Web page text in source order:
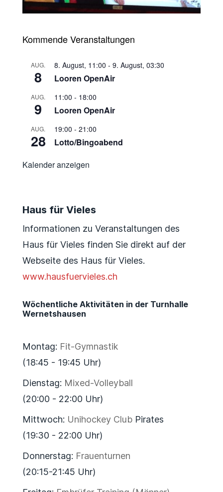
Kommende Veranstaltungen
AUG.
8
8. August, 11:00 - 9. August, 03:30
Looren OpenAir
AUG.
9
11:00 - 18:00
Looren OpenAir
AUG.
28
19:00 - 21:00
Lotto/Bingoabend
Kalender anzeigen
Haus für Vieles
Informationen zu Veranstaltungen des
Haus für Vieles finden Sie direkt auf der
Webseite des Haus für Vieles.
www.hausfuervieles.ch
Wöchentliche Aktivitäten in der Turnhalle
Wernetshausen
Montag: Fit-Gymnastik
(18:45 - 19:45 Uhr)
Dienstag: Mixed-Volleyball
(20:00 - 22:00 Uhr)
Mittwoch: Unihockey ClubPirates
(19:30 - 22:00 Uhr)
Donnerstag: Frauenturnen
(20:15-21:45 Uhr)